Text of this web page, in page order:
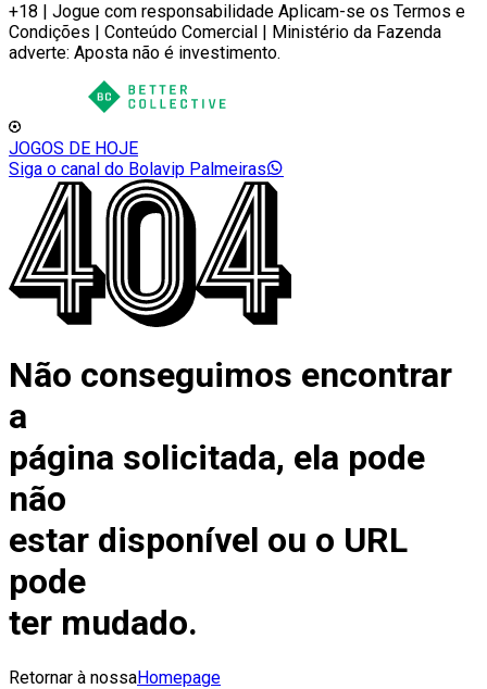
+18 | Jogue com responsabilidade Aplicam-se os Termos e
Condições | Conteúdo Comercial | Ministério da Fazenda
adverte: Aposta não é investimento.
JOGOS DE HOJE
Siga o canal do Bolavip Palmeiras
Não conseguimos encontrar
a
página solicitada, ela pode
não
estar disponível ou o URL
pode
ter mudado.
Retornar à nossaHomepage